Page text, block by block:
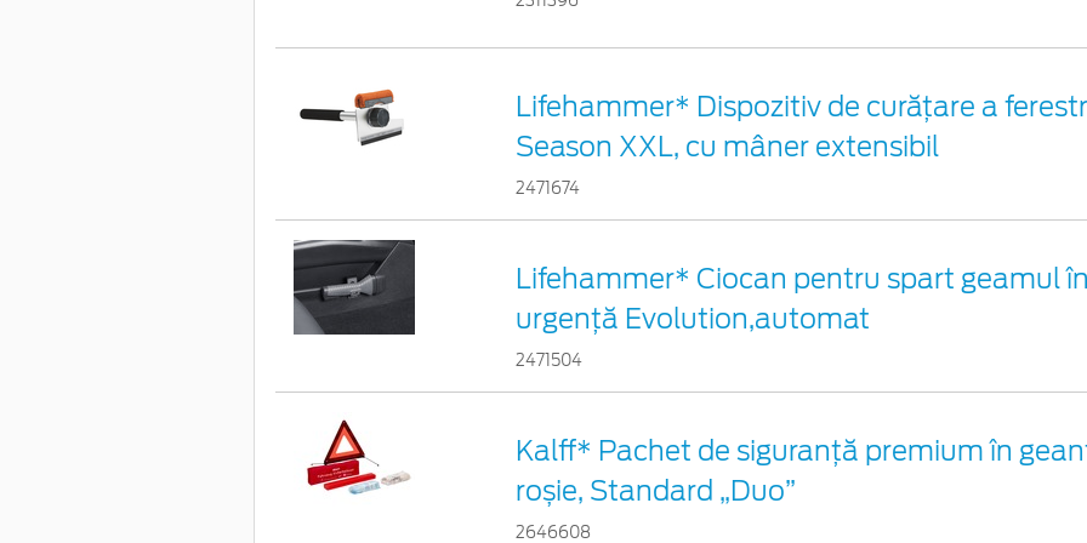
Lifehammer* Dispozitiv de curățare a
Season XXL, cu mâner extensibil
2471674
Lifehammer* Ciocan pentru spart geamul
urgenţă Evolution,automat
2471504
Kalff* Pachet de siguranţă premium în
roșie, Standard „Duo”
2646608